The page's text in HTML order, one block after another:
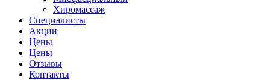
Хиромассаж
Специалисты
Акции
Цены
Цены
Отзывы
Контакты